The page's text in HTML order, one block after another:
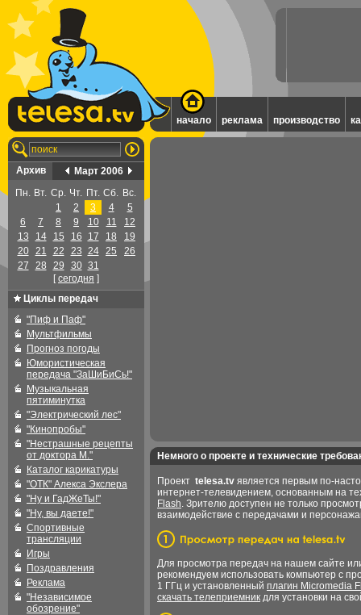
начало реклама производство
Архив
Март 2006
Пн. Вт. Ср. Чт. Пт. Сб. Вс.
1
2 3 4
5
6
7 8 9 10 11
12
13
14 15 16 17 18
19
20
21 22 23 24 25
26
27
28 29 30 31
[cегодня ]
Циклы передач
"Пиф и Паф"
Мультфильмы
Прогноз погоды
Юмористическая
передача "ЗаШиБиСь!"
Музыкальная
пятиминутка
"Электрический лес"
"Кинопробы"
"Нестрашные рецепты
от доктора М."
Каталог карикатуры
"ОТК" Алекса Экслера
"Ну и ГадЖеТы!"
"Ну, вы даете!"
Спортивные
трансляции
Игры
Поздравления
Реклама
"Независимое
обозрение"
Немного о проекте и технические
Проект telesa.tv является первым по-
интернет-телевидением, основанным на
Flash. Зрителю доступен не только
взаимодействие с передачами и
Для просмотра передач на нашем сайте
рекомендуем использовать компьютер с
1 ГГц и установленный плагин Micromedia
скачать телеприемник для установки на